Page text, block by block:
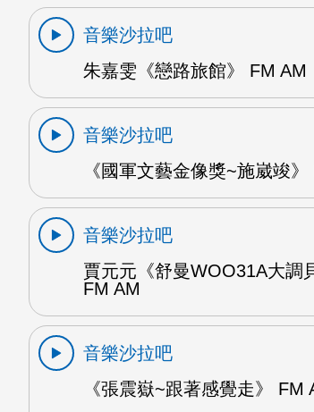
音樂沙拉吧
朱嘉雯《戀路旅館》 FM AM
音樂沙拉吧
《國軍文藝金像獎~施崴竣》
音樂沙拉吧
賈元元《舒曼WOO31A大調
FM AM
音樂沙拉吧
《張震嶽~跟著感覺走》 FM